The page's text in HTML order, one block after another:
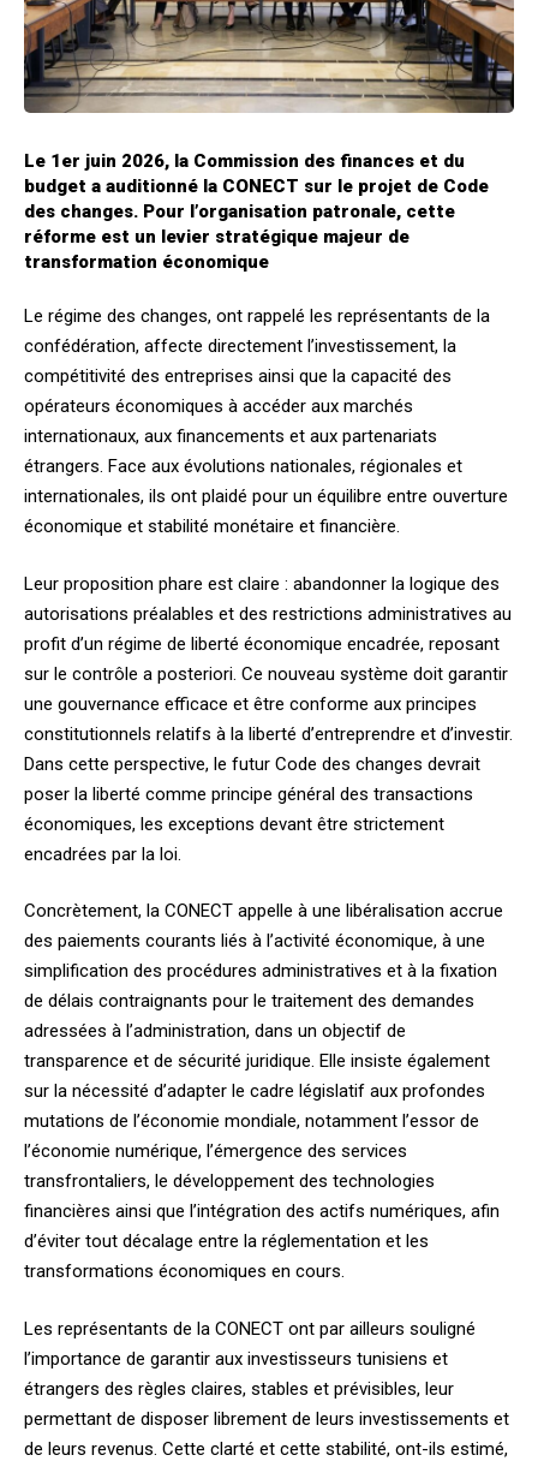
Le 1er juin 2026, la Commission des finances et du
budget a auditionné la CONECT sur le projet de Code
des changes. Pour l’organisation patronale, cette
réforme est un levier stratégique majeur de
transformation économique
Le régime des changes, ont rappelé les représentants de la
confédération, affecte directement l’investissement, la
compétitivité des entreprises ainsi que la capacité des
opérateurs économiques à accéder aux marchés
internationaux, aux financements et aux partenariats
étrangers. Face aux évolutions nationales, régionales et
internationales, ils ont plaidé pour un équilibre entre ouverture
économique et stabilité monétaire et financière.
Leur proposition phare est claire : abandonner la logique des
autorisations préalables et des restrictions administratives au
profit d’un régime de liberté économique encadrée, reposant
sur le contrôle a posteriori. Ce nouveau système doit garantir
une gouvernance efficace et être conforme aux principes
constitutionnels relatifs à la liberté d’entreprendre et d’investir.
Dans cette perspective, le futur Code des changes devrait
poser la liberté comme principe général des transactions
économiques, les exceptions devant être strictement
encadrées par la loi.
Concrètement, la CONECT appelle à une libéralisation accrue
des paiements courants liés à l’activité économique, à une
simplification des procédures administratives et à la fixation
de délais contraignants pour le traitement des demandes
adressées à l’administration, dans un objectif de
transparence et de sécurité juridique. Elle insiste également
sur la nécessité d’adapter le cadre législatif aux profondes
mutations de l’économie mondiale, notamment l’essor de
l’économie numérique, l’émergence des services
transfrontaliers, le développement des technologies
financières ainsi que l’intégration des actifs numériques, afin
d’éviter tout décalage entre la réglementation et les
transformations économiques en cours.
Les représentants de la CONECT ont par ailleurs souligné
l’importance de garantir aux investisseurs tunisiens et
étrangers des règles claires, stables et prévisibles, leur
permettant de disposer librement de leurs investissements et
de leurs revenus. Cette clarté et cette stabilité, ont-ils estimé,